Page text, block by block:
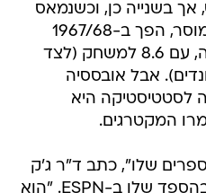
בשנייה כן, וכשנמאס
לו לשמוע כמה שהוא לא מוסר, הפך ב-1967/68
למלך האסיסטים של הליגה, עם 8.6 למשחק (לצד
ו-23.8 ריבאונדים). אבל אובססיה
לסטטיסטיקה היא
המקטרגים.
שלו", כתב ד"ר ג'ק
רמזי, מאמן העבר האגדי בהספד שלו ב-ESPN. "הוא